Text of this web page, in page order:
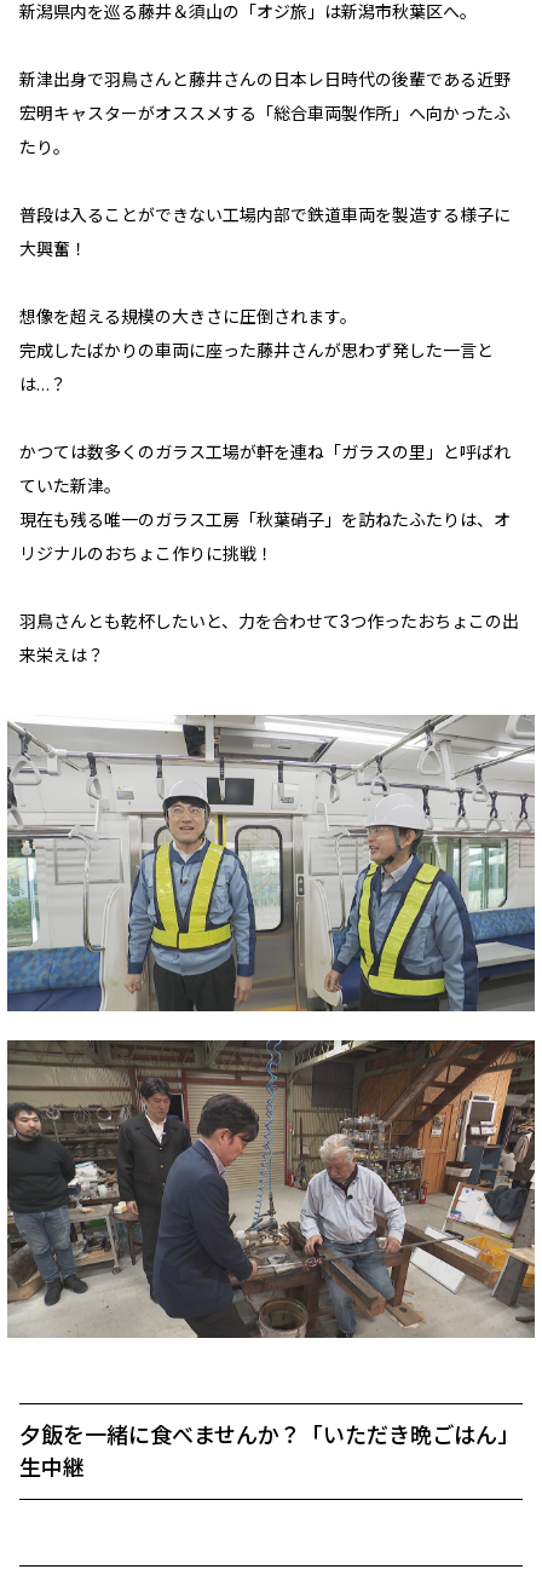
新潟県内を巡る藤井＆須山の「オジ旅」は新潟市秋葉区へ。
新津出身で羽鳥さんと藤井さんの日本レ日時代の後輩である近野
宏明キャスターがオススメする「総合車両製作所」へ向かったふ
たり。
普段は入ることができない工場内部で鉄道車両を製造する様子に
大興奮！
想像を超える規模の大きさに圧倒されます。
完成したばかりの車両に座った藤井さんが思わず発した一言と
は…？
かつては数多くのガラス工場が軒を連ね「ガラスの里」と呼ばれ
ていた新津。
現在も残る唯一のガラス工房「秋葉硝子」を訪ねたふたりは、オ
リジナルのおちょこ作りに挑戦！
羽鳥さんとも乾杯したいと、力を合わせて3つ作ったおちょこの出
来栄えは？
夕飯を一緒に食べませんか？「いただき晩ごはん」
生中継